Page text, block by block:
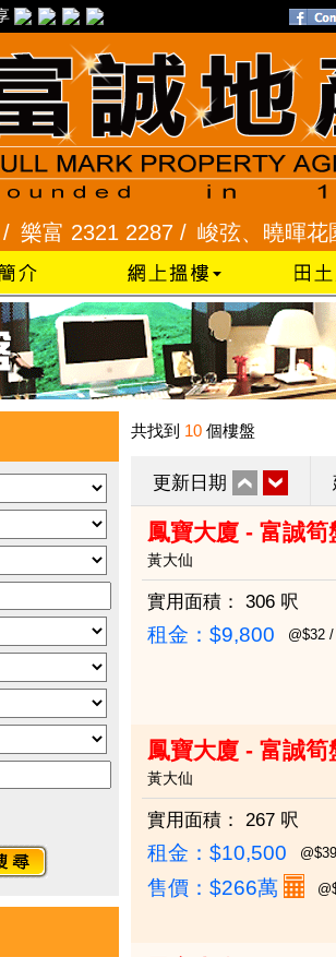
2321 2287 /峻弦、曉暉花園
共找到 10 個樓盤
更新日期
鳳寶大廈 - 富誠筍
黃大仙
實用面積： 306 呎
租金：$9,800 @$32 /
鳳寶大廈 - 富誠筍
黃大仙
實用面積： 267 呎
租金：$10,500
售價： $266萬